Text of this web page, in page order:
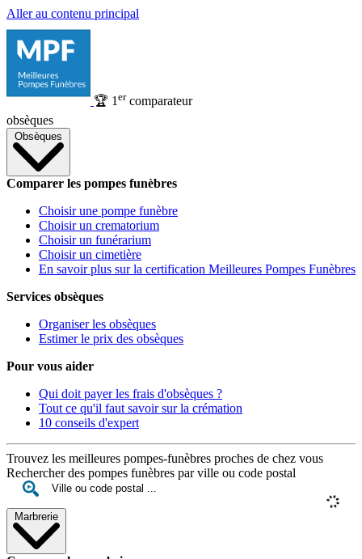
Aller au contenu principal
🏆 1 ercomparateur
obsèques
Obsèques
Comparer les pompes funèbres
Choisir une pompe funèbre
Choisir un crematorium
Choisir un funérarium
Choisir un cimetière
En savoir plus sur la certification Meilleures Pompes Funèbres
Services obsèques
Organiser les obsèques
Estimer le prix des obsèques
Pour vous aider
Qui doit payer les frais d'obsèques ?
Tout ce qu'il faut savoir sur la crémation
10 conseils d'expert
Trouvez les meilleures pompes-funèbres proches de chez vous
Rechercher des pompes funèbres par ville ou code postal
Marbrerie